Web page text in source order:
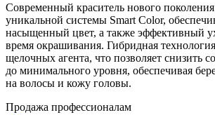
Современный краситель нового
уникальной системы Smart Color,
насыщенный цвет, а также эффективный
время окрашивания. Гибридная технология
щелочных агента, что позволяет снизить
до минимального уровня, обеспечивая
на волосы и кожу головы.
Продажа профессионалам